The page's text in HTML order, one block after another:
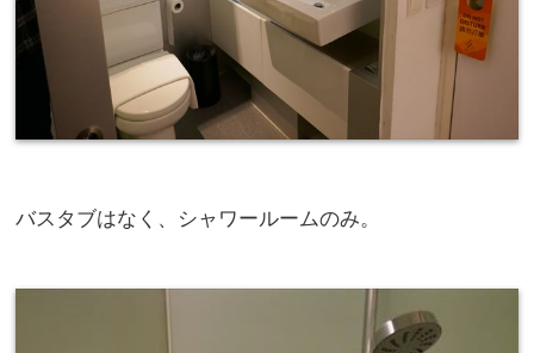
バスタブはなく、シャワールームのみ。